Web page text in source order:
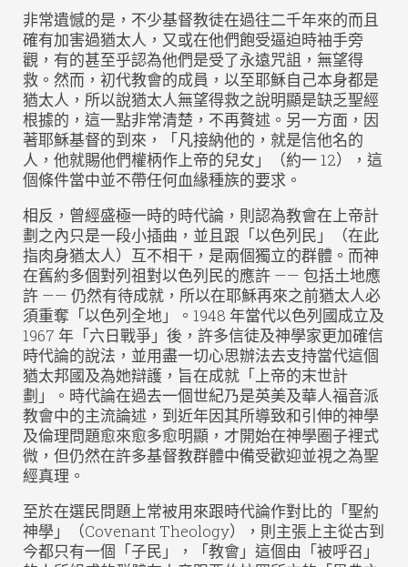
非常遺憾的是，不少基督教徒在過往二千年來的而且
確有加害過猶太人，又或在他們飽受逼迫時袖手旁
觀，有的甚至乎認為他們是受了永遠咒詛，無望得
救。然而，初代教會的成員，以至耶穌自己本身都是
猶太人，所以說猶太人無望得救之說明顯是缺乏聖經
根據的，這一點非常清楚，不再贅述。另一方面，因
著耶穌基督的到來，「凡接納他的，就是信他名的
人，他就賜他們權柄作上帝的兒女」（約一 12），這
個條件當中並不帶任何血緣種族的要求。
相反，曾經盛極一時的時代論，則認為教會在上帝計
劃之內只是一段小插曲，並且跟「以色列民」（在此
指肉身猶太人）互不相干，是兩個獨立的群體。而神
在舊約多個對列祖對以色列民的應許 —— 包括土地應
許 —— 仍然有待成就，所以在耶穌再來之前猶太人必
須重奪「以色列全地」。1948 年當代以色列國成立及
1967 年「六日戰爭」後，許多信徒及神學家更加確信
時代論的說法，並用盡一切心思辦法去支持當代這個
猶太邦國及為她辯護，旨在成就「上帝的末世計
劃」。時代論在過去一個世紀乃是英美及華人福音派
教會中的主流論述，到近年因其所導致和引伸的神學
及倫理問題愈來愈多愈明顯，才開始在神學圈子裡式
微，但仍然在許多基督教群體中備受歡迎並視之為聖
經真理。
至於在選民問題上常被用來跟時代論作對比的「聖約
神學」（Covenant Theology），則主張上主從古到
今都只有一個「子民」，「教會」這個由「被呼召」